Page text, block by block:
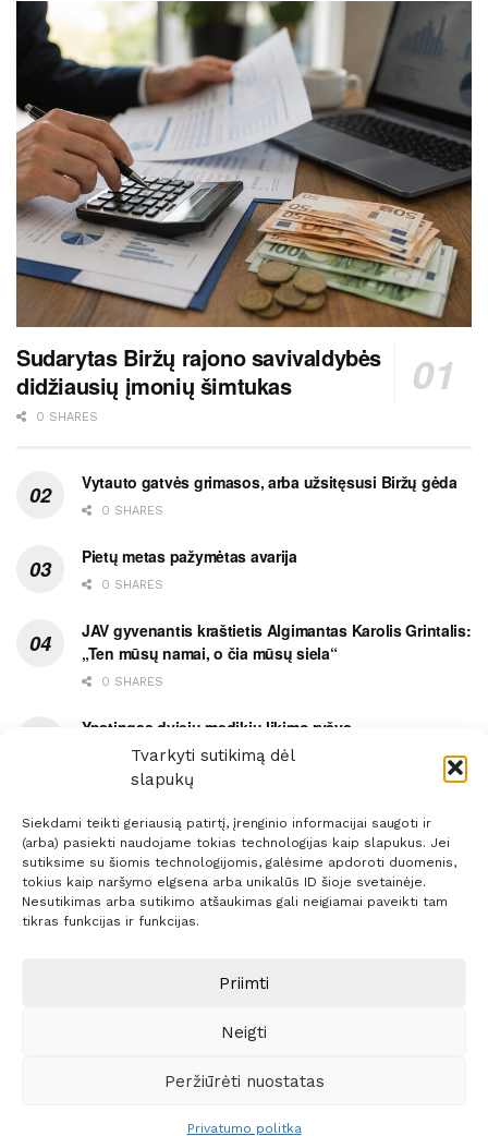
Tvarkyti sutikimą dėl
slapukų
Siekdami teikti geriausią patirtį, įrenginio informacijai saugoti ir
(arba) pasiekti naudojame tokias technologijas kaip slapukus. Jei
sutiksime su šiomis technologijomis, galėsime apdoroti duomenis,
tokius kaip naršymo elgsena arba unikalūs ID šioje svetainėje.
Nesutikimas arba sutikimo atšaukimas gali neigiamai paveikti tam
tikras funkcijas ir funkcijas.
Priimti
Neigti
Peržiūrėti nuostatas
Privatumo politka
Sudarytas Biržų rajono savivaldybės
didžiausių įmonių šimtukas
0 SHARES
Vytauto gatvės grimasos, arba užsitęsusi Biržų gėda
0 SHARES
Pietų metas pažymėtas avarija
0 SHARES
JAV gyvenantis kraštietis Algimantas Karolis Grintalis:
„Ten mūsų namai, o čia mūsų siela“
0 SHARES
Ypatingas dviejų medikių likimo ryšys
0 SHARES
Prenumerata Reklama Taisyklės Kontaktai
© 2021 Visos teisės saugomos